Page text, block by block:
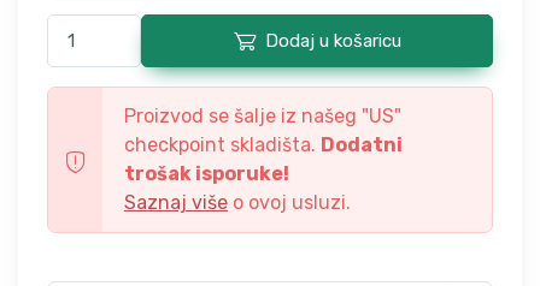
Dodaj u košaricu
Proizvod se šalje iz našeg "US"
checkpoint skladišta. Dodatni
trošak isporuke!
Saznaj više o ovoj usluzi.